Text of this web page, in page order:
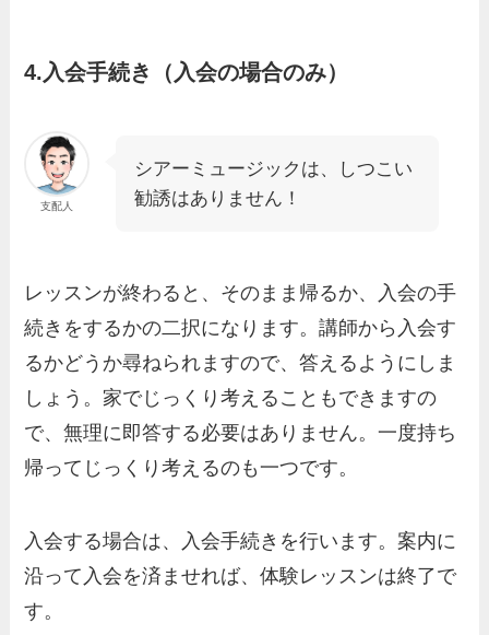
4.入会手続き（入会の場合のみ）
支配人
シアーミュージックは、しつこい
勧誘はありません！
レッスンが終わると、そのまま帰るか、入会の手
続きをするかの二択になります。講師から入会す
るかどうか尋ねられますので、答えるようにしま
しょう。家でじっくり考えることもできますの
で、無理に即答する必要はありません。一度持ち
帰ってじっくり考えるのも一つです。
入会する場合は、入会手続きを行います。案内に
沿って入会を済ませれば、体験レッスンは終了で
す。